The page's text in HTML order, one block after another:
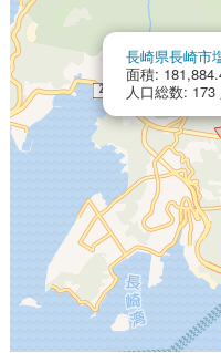
長崎県長崎市
面積:
人口総数: